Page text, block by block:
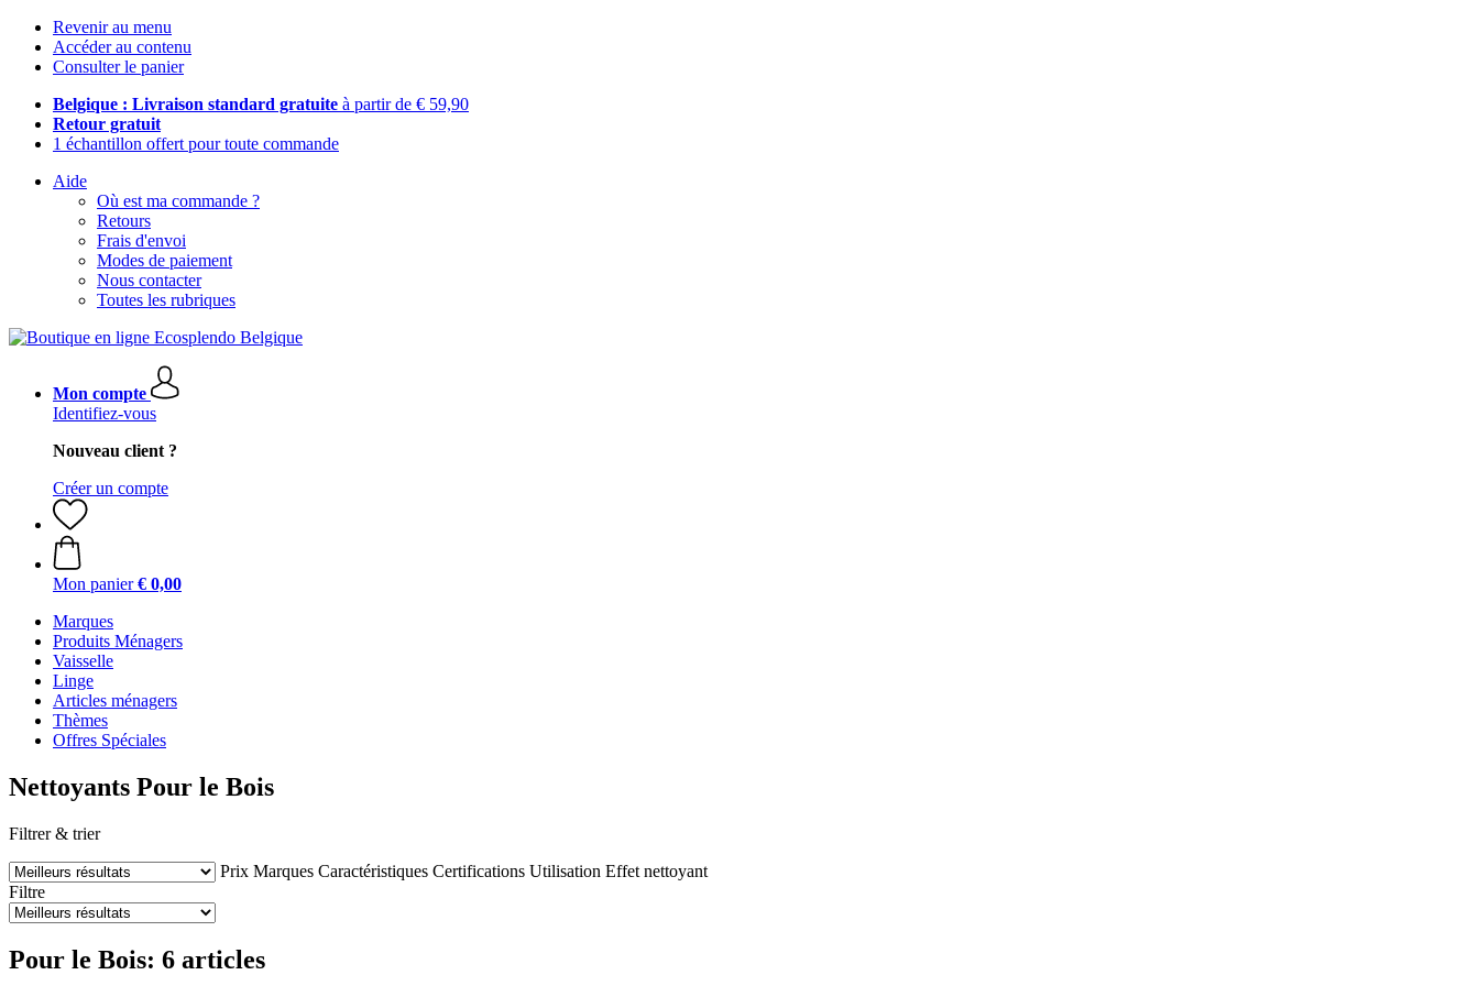
Revenir au menu
Accéder au contenu
Consulter le panier
Belgique : Livraison standard gratuite à partir de € 59,90
Retour gratuit
1 échantillon offert pour toute commande
Aide
Où est ma commande ?
Retours
Frais d'envoi
Modes de paiement
Nous contacter
Toutes les rubriques
Mon compte
Identifiez-vous
Nouveau client ?
Créer un compte
Mon panier € 0,00
Marques
Produits Ménagers
Vaisselle
Linge
Articles ménagers
Thèmes
Offres Spéciales
Nettoyants Pour le Bois
Filtrer & trier
Prix Marques Caractéristiques Certifications Utilisation Effet nettoyant
Filtre
Pour le Bois: 6 articles